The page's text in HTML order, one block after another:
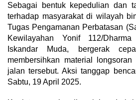
Sebagai bentuk kepedulian dan
terhadap masyarakat di wilayah
Tugas Pengamanan Perbatasan
Kewilayahan Yonif 112/
Iskandar Muda, bergerak
membersihkan material
jalan tersebut. Aksi tanggap
Sabtu, 19 April 2025.